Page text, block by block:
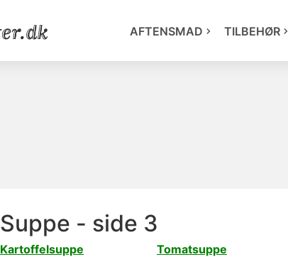
AFTENSMAD TILBEHØR
Suppe - side 3
Kartoffelsuppe
Tomatsuppe